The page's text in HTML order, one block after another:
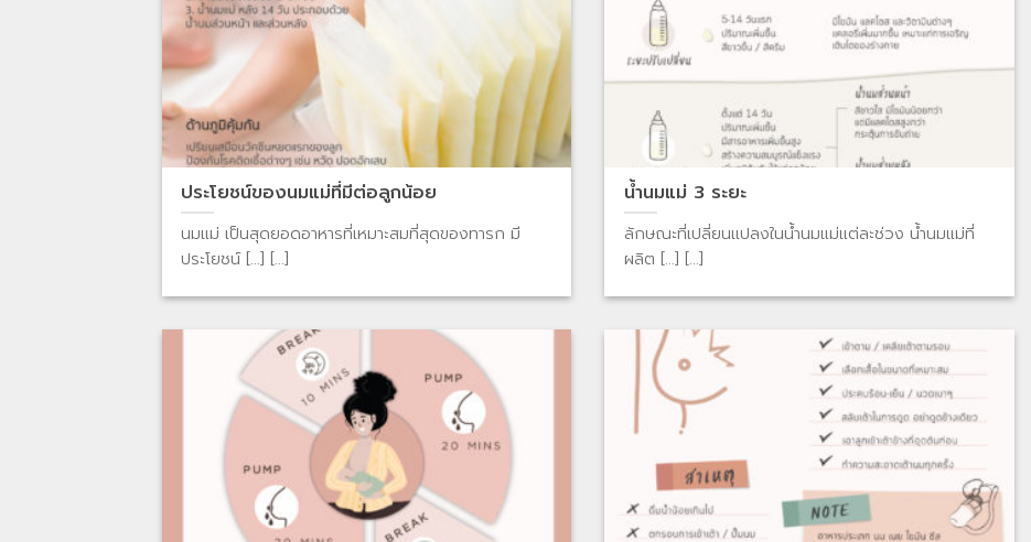
ประโยชน์ของนมแม่ที่มีต่อลูกน้อย
นมแม่ เป็นสุดยอดอาหารที่เหมาะสมที่สุดของทารก มี
ประโยชน์ [...] [...]
น้ำนมแม่ 3 ระยะ
ลักษณะที่เปลี่ยนแปลงในน้ำนมแม่แต่ละช่วง น้ำนมแม่ที่
ผลิต [...] [...]